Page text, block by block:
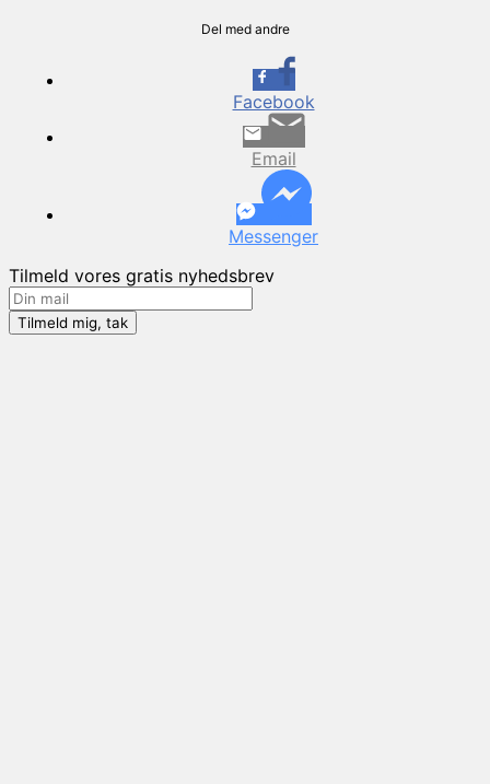
Del med andre
Facebook
Email
Messenger
Tilmeld vores gratis nyhedsbrev